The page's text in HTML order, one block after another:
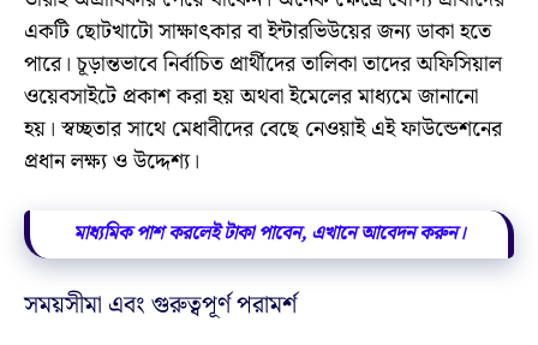
একটি ছোটখাটো সাক্ষাৎকার বা ইন্টারভিউয়ের জন্য ডাকা হতে
পারে। চূড়ান্তভাবে নির্বাচিত প্রার্থীদের তালিকা তাদের অফিসিয়াল
ওয়েবসাইটে প্রকাশ করা হয় অথবা ইমেলের মাধ্যমে জানানো
হয়। স্বচ্ছতার সাথে মেধাবীদের বেছে নেওয়াই এই ফাউন্ডেশনের
প্রধান লক্ষ্য ও উদ্দেশ্য।
মাধ্যমিক পাশ করলেই টাকা পাবেন, এখানে আবেদন করুন।
সময়সীমা এবং গুরুত্বপূর্ণ পরামর্শ